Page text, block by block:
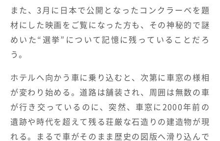
また、 3 月に日本で公開となったコンクラーベを題
材にした映画をご覧になった方も、その神秘的で謎
めいた “ 選挙” について記憶に残っていることだろ
う。
ホテルへ向かう車に乗り込むと、次第に車窓の様相
が変わり始める。道路は舗装され、周囲は無数の車
が行き交っているのに、突然、車窓に 2000年前の
遺跡や時代を超えて残る荘厳な石造りの建造物が現
れる。まるで車がそのまま歴史の図版へ滑り込んで